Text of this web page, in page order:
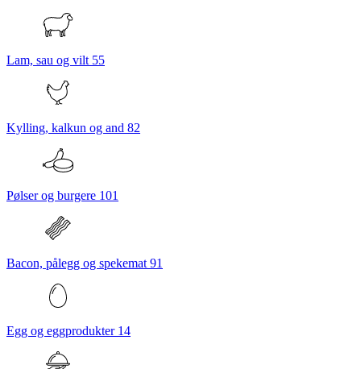
Lam, sau og vilt 55
Kylling, kalkun og and 82
Pølser og burgere 101
Bacon, pålegg og spekemat 91
Egg og eggprodukter 14